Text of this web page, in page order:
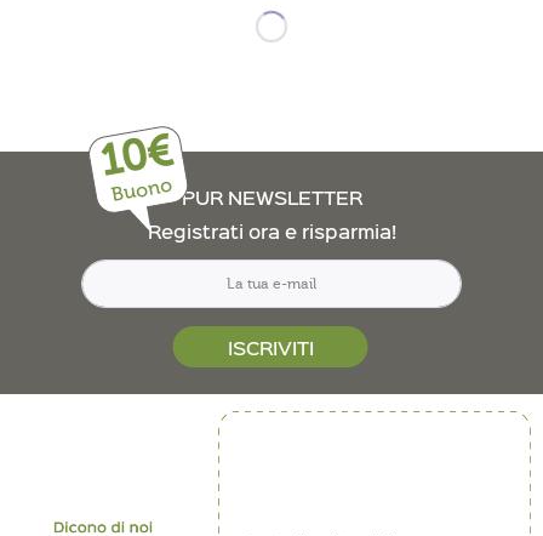
10€
Buono PUR NEWSLETTER
Registrati ora e risparmia!
ISCRIVITI